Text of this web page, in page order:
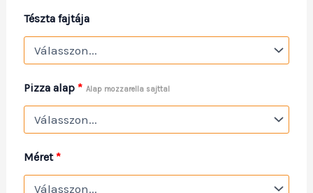
Tészta fajtája
Pizza alap * Alap mozzarella sajttal
Méret*